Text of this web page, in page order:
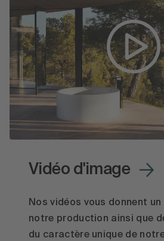
Vidéo d'image
Nos vidéos vous donnent
notre production ainsi que
du caractère unique de